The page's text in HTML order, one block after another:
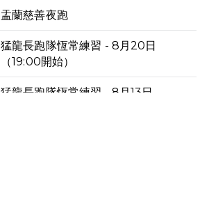
盂蘭慈善夜跑
猛龍長跑隊恆常練習 - 8月20日
（19:00開始）
猛龍長跑隊恆常練習 - 8月13日